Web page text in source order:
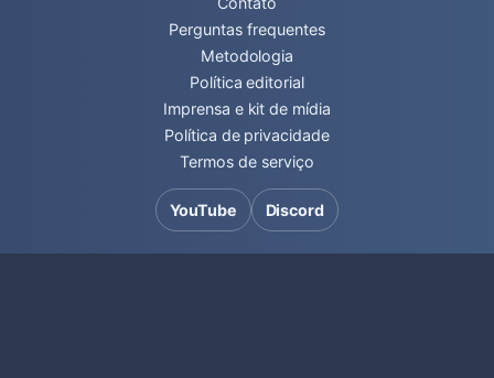
Perguntas frequentes
Metodologia
Política editorial
Imprensa e kit de mídia
Política de privacidade
Termos de serviço
YouTube Discord